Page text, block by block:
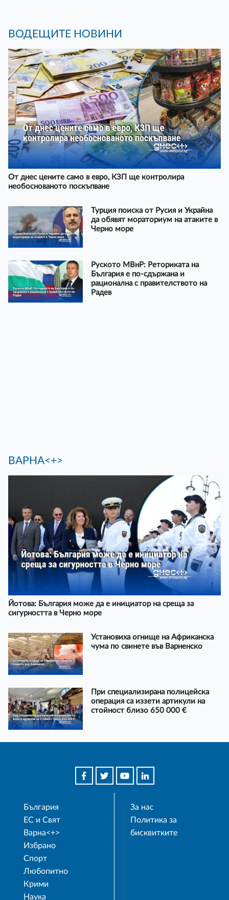
ВОДЕЩИТЕ НОВИНИ
От днес цените само в евро, КЗП ще контролира
необоснованото поскъпване
Турция поиска от Русия и Украйна
да обявят мораториум на атаките в
Черно море
Руското МВнР: Реториката на
България е по-сдържана и
рационална с правителството на
Радев
ВАРНА<+>
Йотова: България може да е инициатор на среща за
сигурността в Черно море
Установиха огнище на Африканска
чума по свинете във Варненско
При специализирана полицейска
операция са иззети артикули на
стойност близо 650 000 €
България
ЕС и Свят
Варна<+>
Избрано
Спорт
Любопитно
Крими
Наука
За нас
Политика за
бисквитките